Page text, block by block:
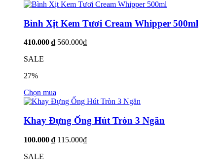
Bình Xịt Kem Tươi Cream Whipper 500ml
410.000 ₫ 560.000₫
SALE
27%
Chọn mua
Khay Đựng Ống Hút Tròn 3 Ngăn
100.000 ₫ 115.000₫
SALE